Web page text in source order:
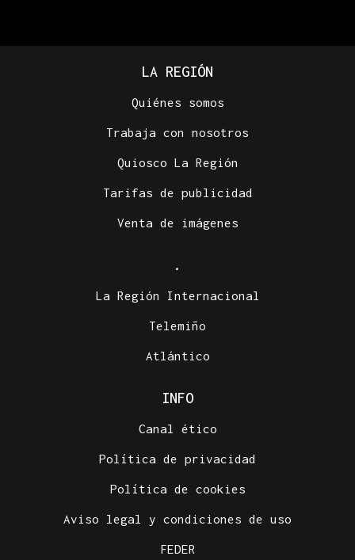
LA REGIÓN
Quiénes somos
Trabaja con nosotros
Quiosco La Región
Tarifas de publicidad
Venta de imágenes
.
La Región Internacional
Telemiño
Atlántico
INFO
Canal ético
Política de privacidad
Política de cookies
Aviso legal y condiciones de uso
FEDER